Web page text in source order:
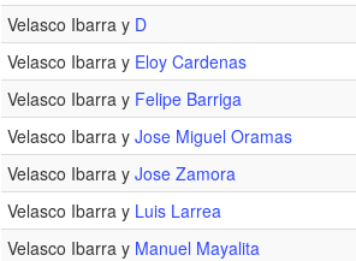
Velasco Ibarra y D
Velasco Ibarra y Eloy Cardenas
Velasco Ibarra y Felipe Barriga
Velasco Ibarra y Jose Miguel Oramas
Velasco Ibarra y Jose Zamora
Velasco Ibarra y Luis Larrea
Velasco Ibarra y Manuel Mayalita